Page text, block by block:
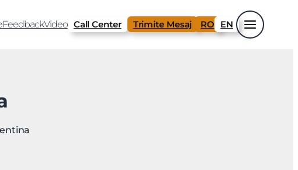
FeedbackVideo Call Center Trimite Mesaj RO EN